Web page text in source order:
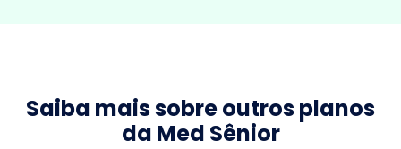
Saiba mais sobre outros planos
da Med Sênior